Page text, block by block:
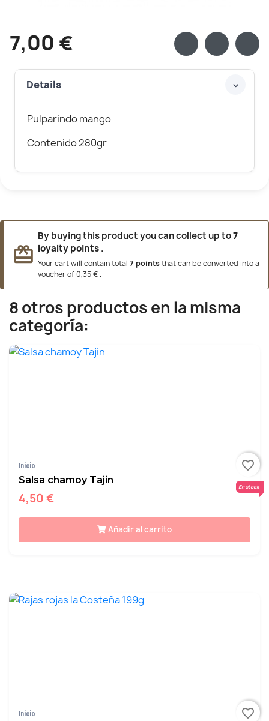
7,00 €
Details
Pulparindo mango
Contenido 280gr
redeem
By buying this product you can collect up to7
loyalty points .
Your cart will contain total7 pointsthat can be converted into a
voucher of0,35 € .
8 otros productos en la misma
categoría:
Inicio
Salsa chamoy Tajin
4,50 €
En stock
Añadir al carrito
favorite_border
Inicio favorite_border